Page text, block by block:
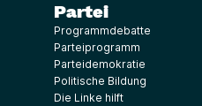
Partei
Programmdebatte
Parteiprogramm
Parteidemokratie
Politische Bildung
Die Linke hilft